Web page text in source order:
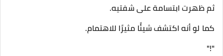
ثم ظهرت ابتسامة على شفتيه.
كما لو أنه اكتشف شيئًا مثيرًا للاهتمام.
"!"